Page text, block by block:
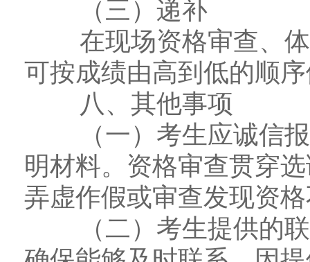
（三）递补
在现场资格审查、体
可按成绩由高到低的顺
八、其他事项
（一）考生应诚信报
明材料。资格审查贯穿
弄虚作假或审查发现资
（二）考生提供的联